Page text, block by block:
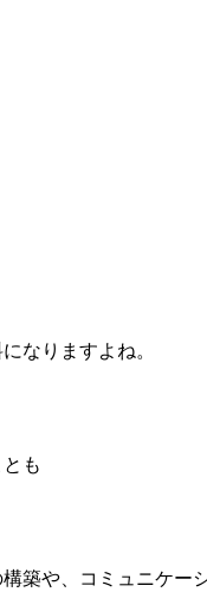
なりますよね。
も
築や、コミュニケー